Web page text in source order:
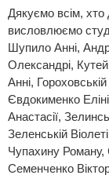
Дякуємо всім, хто
висловлюємо
Шупило Анні,
Олександрі,
Анні,
Євдокименко
Анастасії,
Зеленській
Чупахину Роману,
Семенченко